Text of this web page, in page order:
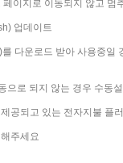
이지로 이동되지 않고 멈
업데이트
다운로드 받아 사용중일
로 되지 않는 경우 수동
공되고 있는 전자지불 플
주세요